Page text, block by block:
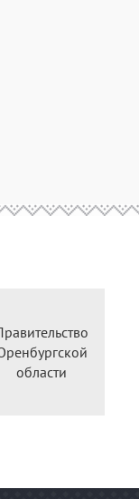
Правительство
Оренбургской
области